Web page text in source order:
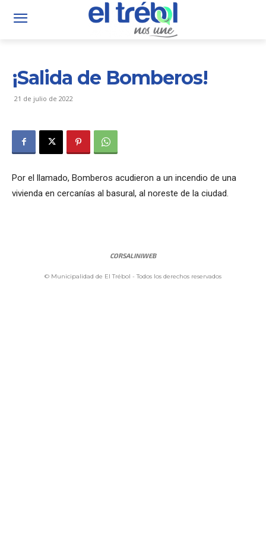
¡Salida de Bomberos!
21 de julio de 2022
Por el llamado, Bomberos acudieron a un incendio de una
vivienda en cercanías al basural, al noreste de la ciudad.
CORSALINIWEB
© Municipalidad de El Trébol - Todos los derechos reservados